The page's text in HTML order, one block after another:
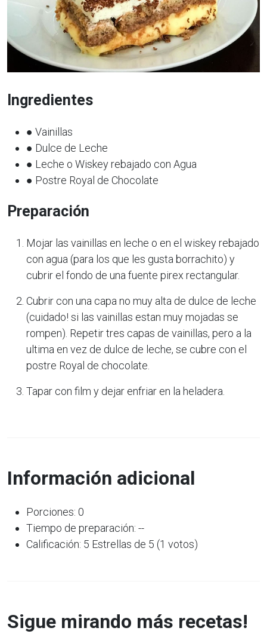
Ingredientes
● Vainillas
● Dulce de Leche
● Leche o Wiskey rebajado con Agua
● Postre Royal de Chocolate
Preparación
Mojar las vainillas en leche o en el wiskey rebajado
con agua (para los que les gusta borrachito) y
cubrir el fondo de una fuente pirex rectangular.
Cubrir con una capa no muy alta de dulce de leche
(cuidado! si las vainillas estan muy mojadas se
rompen). Repetir tres capas de vainillas, pero a la
ultima en vez de dulce de leche, se cubre con el
postre Royal de chocolate.
Tapar con film y dejar enfriar en la heladera.
Información adicional
Porciones: 0
Tiempo de preparación: --
Calificación: 5 Estrellas de 5 (1 votos)
Sigue mirando más recetas!